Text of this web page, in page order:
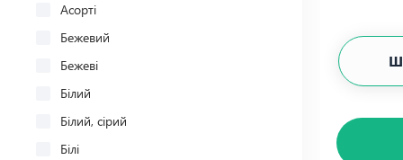
Візерунок
Геометричний
Геометричний візерунок
Геометричний візерунок
Геометричний малюнок
Асорті
Бежевий
Бежеві
Білий
Білий, сірий
Білі